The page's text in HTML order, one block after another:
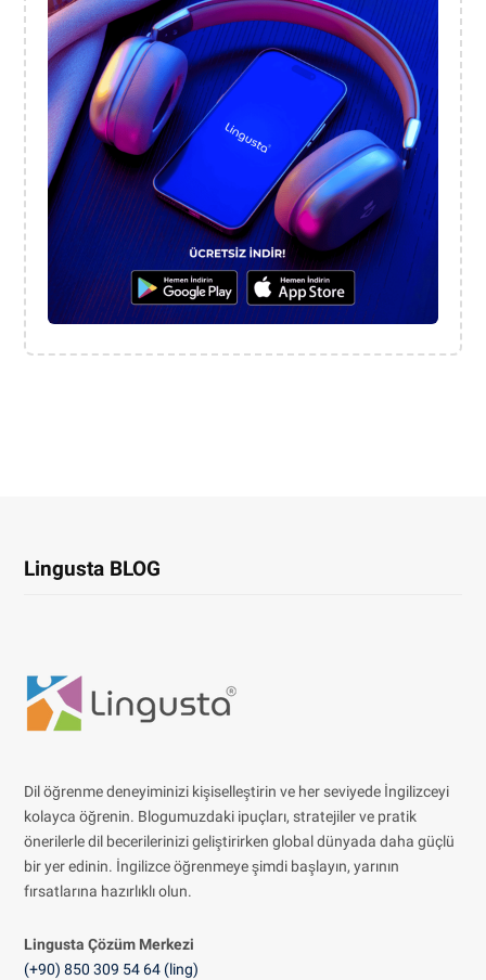
Lingusta BLOG
Dil öğrenme deneyiminizi kişiselleştirin ve her seviyede İngilizceyi
kolayca öğrenin. Blogumuzdaki ipuçları, stratejiler ve pratik
önerilerle dil becerilerinizi geliştirirken global dünyada daha güçlü
bir yer edinin. İngilizce öğrenmeye şimdi başlayın, yarının
fırsatlarına hazırlıklı olun.
Lingusta Çözüm Merkezi
(+90) 850 309 54 64 (ling)